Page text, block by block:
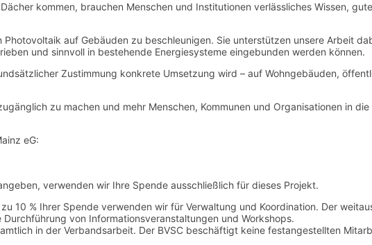
kommen, brauchen Menschen und Institutionen verlässliches Wissen,
auf Gebäuden zu beschleunigen. Sie unterstützen unsere Arbeit
und sinnvoll in bestehende Energiesysteme eingebunden werden können.
Zustimmung konkrete Umsetzung wird – auf Wohngebäuden,
zu machen und mehr Menschen, Kommunen und Organisationen in
eG:
verwenden wir Ihre Spende ausschließlich für dieses Projekt.
10 % Ihrer Spende verwenden wir für Verwaltung und Koordination. Der
von Informationsveranstaltungen und Workshops.
in der Verbandsarbeit. Der BVSC beschäftigt keine festangestellten